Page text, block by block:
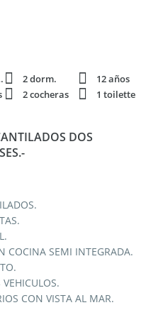
2 dorm.
12 años
2 cocheras
1 toilette
DOS
COCINA SEMI INTEGRADA.
CON VISTA AL MAR.